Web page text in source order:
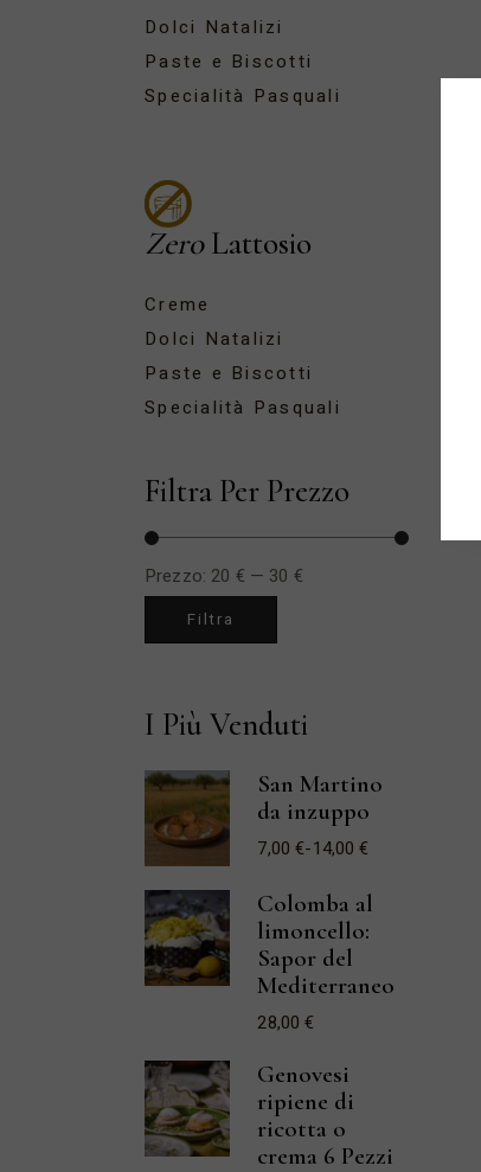
Dolci Natalizi
Paste e Biscotti
Specialità Pasquali
ZeroLattosio
Creme
Dolci Natalizi
Paste e Biscotti
Specialità Pasquali
Filtra Per Prezzo
Prezzo
PrezzoFiltra
Prezzo: 20 € — 30 €
I Più Venduti
San Martino
da inzuppo
7,00€-14,00€
Fascia
prezzo:
da
7,00 €
a
14,00 €
Colomba al
limoncello:
Sapor del
Mediterraneo
28,00€
Genovesi
ripiene di
ricotta o
crema 6 Pezzi